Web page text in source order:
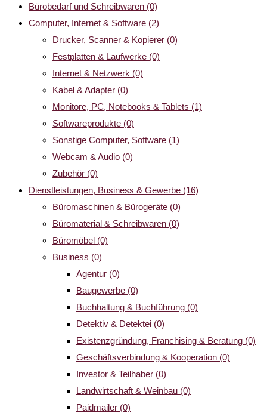
Bürobedarf und Schreibwaren (0)
Computer, Internet & Software (2)
Drucker, Scanner & Kopierer (0)
Festplatten & Laufwerke (0)
Internet & Netzwerk (0)
Kabel & Adapter (0)
Monitore, PC, Notebooks & Tablets (1)
Softwareprodukte (0)
Sonstige Computer, Software (1)
Webcam & Audio (0)
Zubehör (0)
Dienstleistungen, Business & Gewerbe (16)
Büromaschinen & Bürogeräte (0)
Büromaterial & Schreibwaren (0)
Büromöbel (0)
Business (0)
Agentur (0)
Baugewerbe (0)
Buchhaltung & Buchführung (0)
Detektiv & Detektei (0)
Existenzgründung, Franchising & Beratung (0)
Geschäftsverbindung & Kooperation (0)
Investor & Teilhaber (0)
Landwirtschaft & Weinbau (0)
Paidmailer (0)